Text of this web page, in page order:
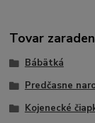
Tovar
Bábätká
Predčasne
Kojenecké